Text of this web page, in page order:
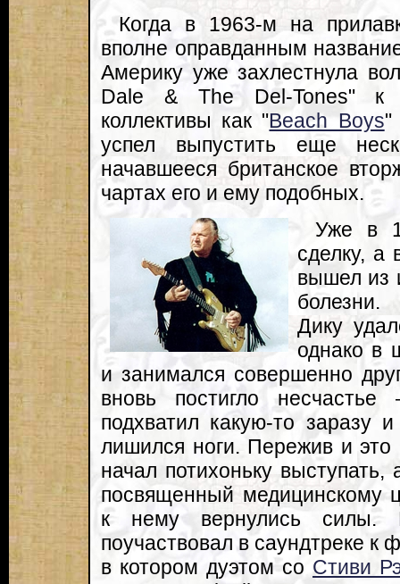
Когда в 1963-м на
вполне оправданным
Америку уже захлестнула
Dale & The Del-Tones" к
коллективы как "Beach Boys"
успел выпустить еще
начавшееся британское
чартах его и ему подобных.
Уже в
сделку, а
вышел из
болезни.
Дику
однако в
и занимался совершенно
вновь постигло
подхватил какую-то заразу
лишился ноги. Пережив и это
начал потихоньку
посвященный медицинскому
к нему вернулись
поучаствовал в саундтреке к
в котором дуэтом со Стиви